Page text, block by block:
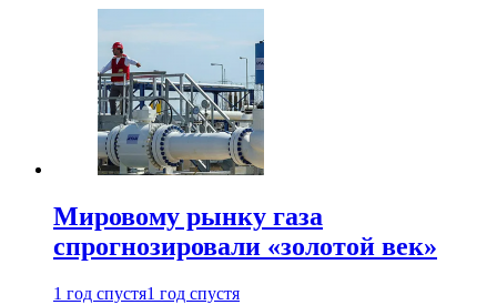
Мировому рынку газа
спрогнозировали «золотой век»
1 год спустя1 год спустя